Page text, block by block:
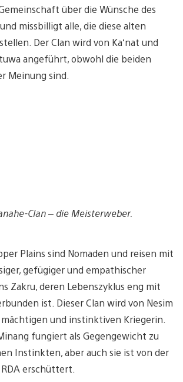
über die Wünsche des
missbilligt alle, die diese alten
Der Clan wird von Ka‘nat und
angeführt, obwohl die beiden
Meinung sind.
Clan – die Meisterweber.
Plains sind Nomaden und reisen mit
gefügiger und empathischer
Zakru, deren Lebenszyklus eng mit
ist. Dieser Clan wird von Nesim
und instinktiven Kriegerin.
fungiert als Gegengewicht zu
Instinkten, aber auch sie ist von der
erschüttert.